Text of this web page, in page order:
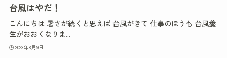
台風はやだ！
こんにちは 暑さが続くと思えば 台風がきて 仕事のほうも 台風養
生がおおくなりま...
2023年8月9日